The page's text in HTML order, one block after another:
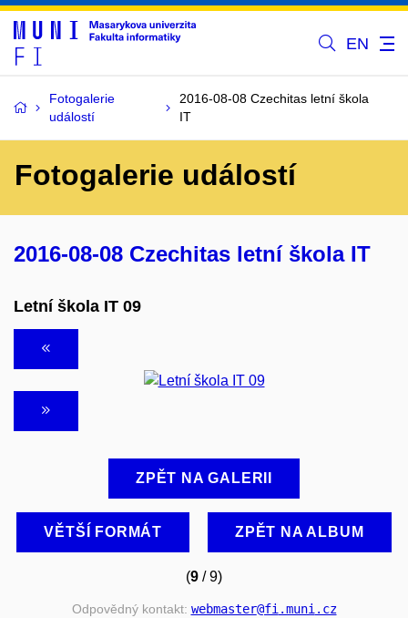
EN
Fotogalerie
událostí
2016-08-08 Czechitas letní škola
IT
Fotogalerie událostí
2016-08-08 Czechitas letní škola IT
Letní škola IT 09
ZPĚT NA GALERII
VĚTŠÍ FORMÁT ZPĚT NA ALBUM
(9 / 9)
Odpovědný kontakt: webmaster@fi.muni.cz